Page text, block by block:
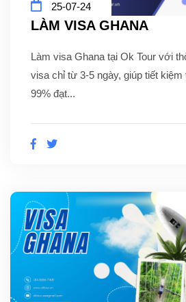
25-07-24
LÀM VISA GHANA
Làm visa Ghana tại Ok Tour với
visa chỉ từ 3-5 ngày, giúp tiết
99% đạt...